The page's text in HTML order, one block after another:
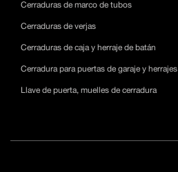
Cerraduras de marco de tubos
Cerraduras de verjas
Cerraduras de caja y herraje de batán
Cerradura para puertas de garaje y herrajes
Llave de puerta, muelles de cerradura